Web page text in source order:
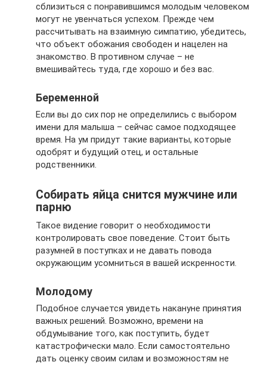
сблизиться с понравившимся молодым человеком
могут не увенчаться успехом. Прежде чем
рассчитывать на взаимную симпатию, убедитесь,
что объект обожания свободен и нацелен на
знакомство. В противном случае – не
вмешивайтесь туда, где хорошо и без вас.
Беременной
Если вы до сих пор не определились с выбором
имени для малыша – сейчас самое подходящее
время. На ум придут такие варианты, которые
одобрят и будущий отец, и остальные
родственники.
Собирать яйца снится мужчине или
парню
Такое видение говорит о необходимости
контролировать свое поведение. Стоит быть
разумней в поступках и не давать повода
окружающим усомниться в вашей искренности.
Молодому
Подобное случается увидеть накануне принятия
важных решений. Возможно, времени на
обдумывание того, как поступить, будет
катастрофически мало. Если самостоятельно
дать оценку своим силам и возможностям не